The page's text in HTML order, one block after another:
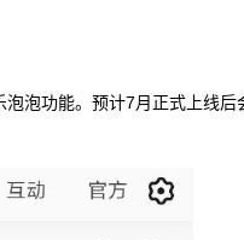
泡功能。预计7月正式上线后